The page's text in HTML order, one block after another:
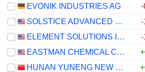
EVONIK INDUSTRIES AG
-
SOLSTICE ADVANCED MATERIALS, INC.
-
ELEMENT SOLUTIONS INC
-
EASTMAN CHEMICAL COMPANY
HUNAN YUNENG NEW ENERGY BATTERY MATERIAL CO.,LTD.